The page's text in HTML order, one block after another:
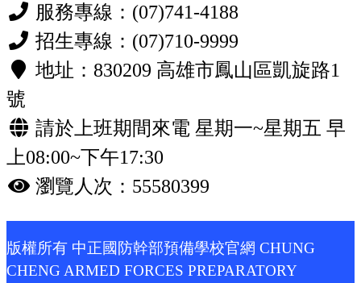
服務專線：(07)741-4188
招生專線：(07)710-9999
地址：830209 高雄市鳳山區凱旋路1
號
請於上班期間來電 星期一~星期五 早
上08:00~下午17:30
瀏覽人次：55580399
版權所有 中正國防幹部預備學校官網 CHUNG
CHENG ARMED FORCES PREPARATORY